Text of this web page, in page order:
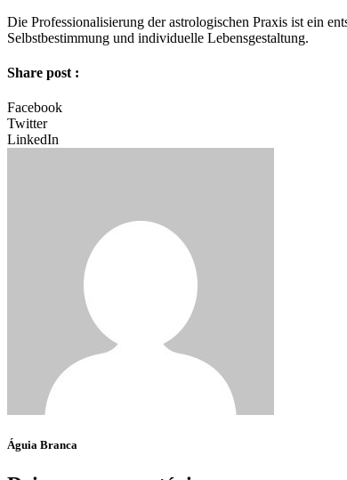
Die Professionalisierung der astrologischen Praxis ist ein
Selbstbestimmung und individuelle Lebensgestaltung.
Share post :
Facebook
Twitter
LinkedIn
Águia Branca